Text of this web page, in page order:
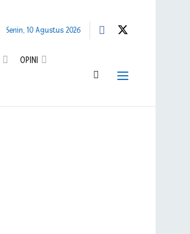
Senin, 10 Agustus 2026
OPINI